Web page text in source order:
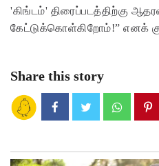
'கிங்டம்' திரைப்படத்திற்கு
கேட்டுக்கொள்கிறோம்!” எனக்
Share this story